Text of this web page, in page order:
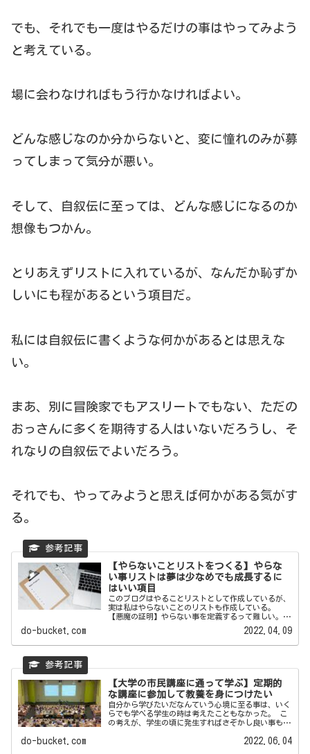
でも、それでも一度はやるだけの事はやってみよう
と考えている。
場に会わなければもう行かなければよい。
どんな感じなのか分からないと、変に憧れのみが募
ってしまって気分が悪い。
そして、自叙伝に至っては、どんな感じになるのか
想像もつかん。
とりあえずリストに入れているが、なんだか恥ずか
しいにも程があるという項目だ。
私には自叙伝に書くような何かがあるとは思えな
い。
まあ、別に冒険家でもアスリートでもない、ただの
おっさんに多くを期待する人はいないだろうし、そ
れなりの自叙伝でよいだろう。
それでも、やってみようと思えば何かがある気がす
る。
【やらないことリストをつくる】やらな
い事リストは夢は少なめでも成長するに
はいい項目
このブログはやることリストとして作成しているが、
実は私はやらないことのリストも作成している。
【悪魔の証明】やらない事を定義するって難しい。
do-bucket.com 2022.04.09
【大学の市民講座に通って学ぶ】定期的
な講座に参加して教養を身につけたい
自分から学びたいだなんていう心境に至る事は、いく
らでも学べる学生の時は考えたこともなかった。 こ
の考えが、学生の頃に発生すればさぞかし良い事もあ
do-bucket.com 2022.06.04